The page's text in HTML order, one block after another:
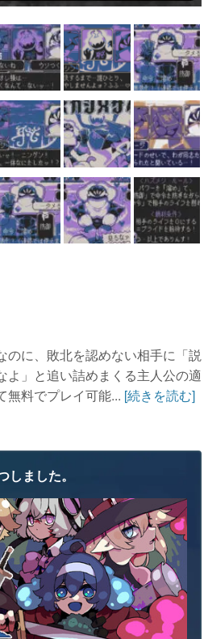
のに、敗北を認めない相手に「説
よ」と追い詰めまくる主人公の適
無料でプレイ可能... [続きを読む]
しました。